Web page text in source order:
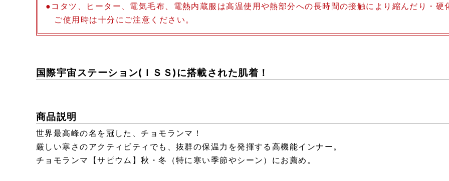
●コタツ、ヒーター、電気毛布、電熱内蔵服は高温使用や熱部分への長時間の接触により縮んだり・硬
ご使用時は十分にご注意ください。
国際宇宙ステーション(ＩＳＳ)に搭載された肌着！
商品説明
世界最高峰の名を冠した、チョモランマ！
厳しい寒さのアクティビティでも、抜群の保温力を発揮する高機能インナー。
チョモランマ【サピウム】秋・冬（特に寒い季節やシーン）にお薦め。